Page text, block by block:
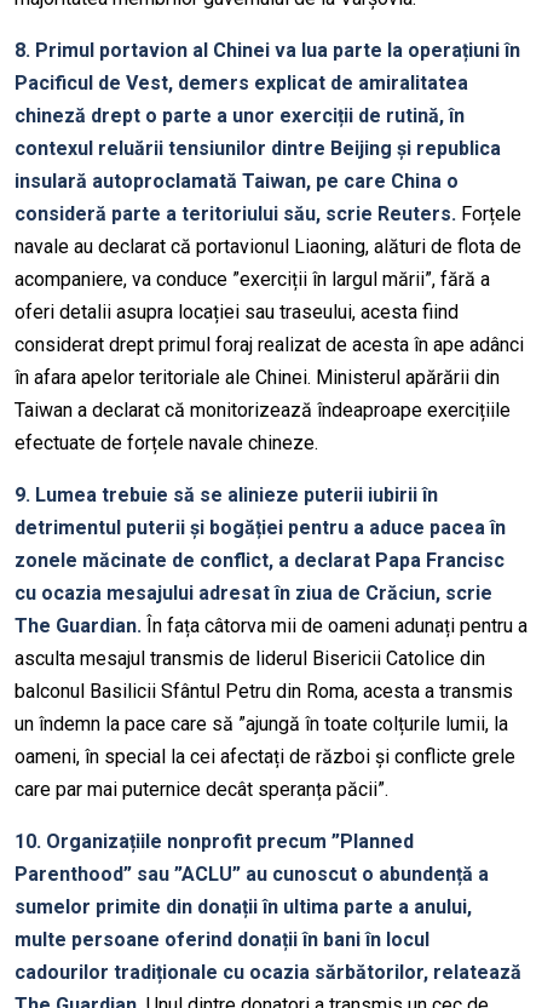
8. Primul portavion al Chinei va lua parte la operațiuni în
Pacificul de Vest, demers explicat de amiralitatea
chineză drept o parte a unor exerciții de rutină, în
contexul reluării tensiunilor dintre Beijing și republica
insulară autoproclamată Taiwan, pe care China o
consideră parte a teritoriului său, scrie Reuters. Forțele
navale au declarat că portavionul Liaoning, alături de flota de
acompaniere, va conduce ”exerciții în largul mării”, fără a
oferi detalii asupra locației sau traseului, acesta fiind
considerat drept primul foraj realizat de acesta în ape adânci
în afara apelor teritoriale ale Chinei. Ministerul apărării din
Taiwan a declarat că monitorizează îndeaproape exercițiile
efectuate de forțele navale chineze.
9. Lumea trebuie să se alinieze puterii iubirii în
detrimentul puterii și bogăției pentru a aduce pacea în
zonele măcinate de conflict, a declarat Papa Francisc
cu ocazia mesajului adresat în ziua de Crăciun, scrie
The Guardian. În fața câtorva mii de oameni adunați pentru a
asculta mesajul transmis de liderul Bisericii Catolice din
balconul Basilicii Sfântul Petru din Roma, acesta a transmis
un îndemn la pace care să ”ajungă în toate colțurile lumii, la
oameni, în special la cei afectați de război și conflicte grele
care par mai puternice decât speranța păcii”.
10. Organizațiile nonprofit precum ”Planned
Parenthood” sau ”ACLU” au cunoscut o abundență a
sumelor primite din donații în ultima parte a anului,
multe persoane oferind donații în bani în locul
cadourilor tradiționale cu ocazia sărbătorilor, relatează